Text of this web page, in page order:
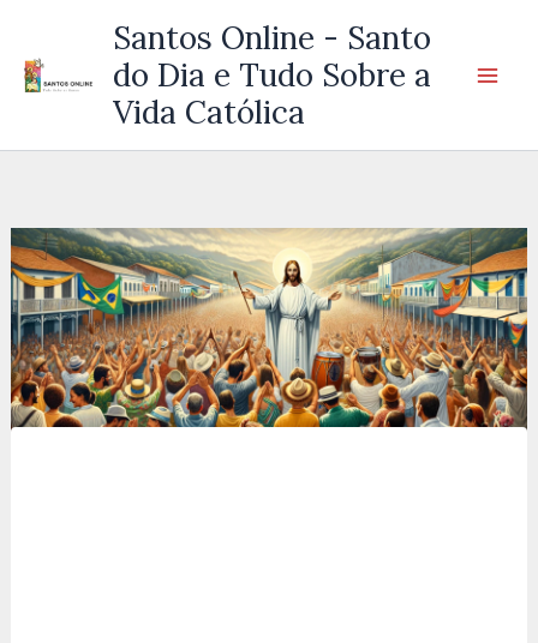
Santos Online - Santo
do Dia e Tudo Sobre a
Vida Católica